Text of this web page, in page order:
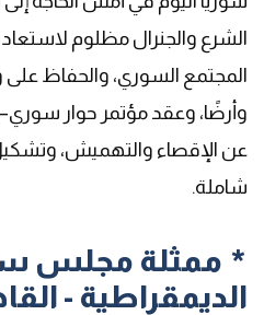
الشرع والجنرال مظلوم
المجتمع السوري، والحفاظ
وأرضًا، وعقد مؤتمر حوار
عن الإقصاء والتهميش،
شاملة.
* ممثلة مجلس
الديمقراطية -